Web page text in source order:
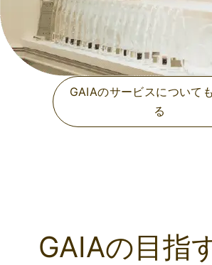
GAIAのサービスについて
る
GAIAの目指